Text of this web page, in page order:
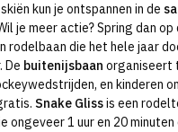
kun je ontspannen in de
je meer actie? Spring dan op
rodelbaan die het hele jaar
De buitenijsbaan organiseert
en kinderen
Snake Glissis een
ongeveer 1 uur en 20